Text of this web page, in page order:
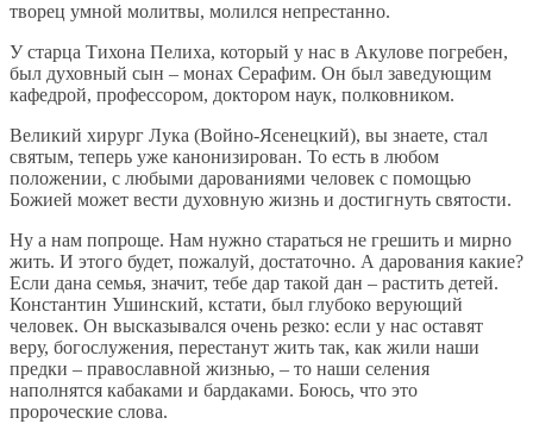
творец умной молитвы, молился непрестанно.
У старца Тихона Пелиха, который у нас в Акулове погребен,
был духовный сын – монах Серафим. Он был заведующим
кафедрой, профессором, доктором наук, полковником.
Великий хирург Лука (Войно-Ясенецкий), вы знаете, стал
святым, теперь уже канонизирован. То есть в любом
положении, с любыми дарованиями человек с помощью
Божией может вести духовную жизнь и достигнуть святости.
Ну а нам попроще. Нам нужно стараться не грешить и мирно
жить. И этого будет, пожалуй, достаточно. А дарования какие?
Если дана семья, значит, тебе дар такой дан – растить детей.
Константин Ушинский, кстати, был глубоко верующий
человек. Он высказывался очень резко: если у нас оставят
веру, богослужения, перестанут жить так, как жили наши
предки – православной жизнью, – то наши селения
наполнятся кабаками и бардаками. Боюсь, что это
пророческие слова.